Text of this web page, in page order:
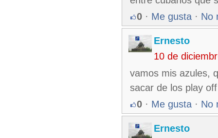
0 · Me gusta · No
Ernesto
10 de
vamos mis azules,
sacar de los play
0 · Me gusta · No
Ernesto